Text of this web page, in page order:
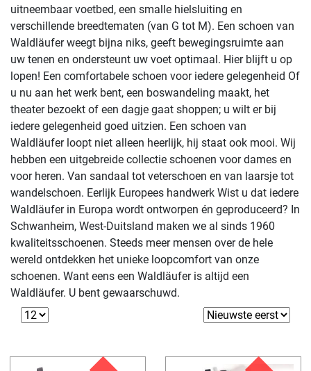
uitneembaar voetbed, een smalle hielsluiting en
verschillende breedtematen (van G tot M). Een schoen van
Waldläufer weegt bijna niks, geeft bewegingsruimte aan
uw tenen en ondersteunt uw voet optimaal. Hier blijft u op
lopen! Een comfortabele schoen voor iedere gelegenheid Of
u nu aan het werk bent, een boswandeling maakt, het
theater bezoekt of een dagje gaat shoppen; u wilt er bij
iedere gelegenheid goed uitzien. Een schoen van
Waldläufer loopt niet alleen heerlijk, hij staat ook mooi. Wij
hebben een uitgebreide collectie schoenen voor dames en
voor heren. Van sandaal tot veterschoen en van laarsje tot
wandelschoen. Eerlijk Europees handwerk Wist u dat iedere
Waldläufer in Europa wordt ontworpen én geproduceerd? In
Schwanheim, West-Duitsland maken we al sinds 1960
kwaliteitsschoenen. Steeds meer mensen over de hele
wereld ontdekken het unieke loopcomfort van onze
schoenen. Want eens een Waldläufer is altijd een
Waldläufer. U bent gewaarschuwd.